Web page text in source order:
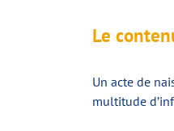
Le
Un acte de
multitude